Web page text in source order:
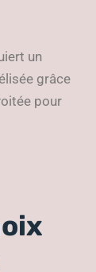
un
grâce
pour